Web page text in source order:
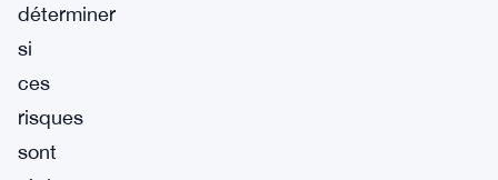
déterminer
si
ces
risques
sont